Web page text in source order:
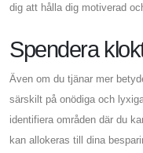
dig att hålla dig motiverad
Spendera
Även om du tjänar mer
särskilt på onödiga och
identifiera områden där du
kan allokeras till dina